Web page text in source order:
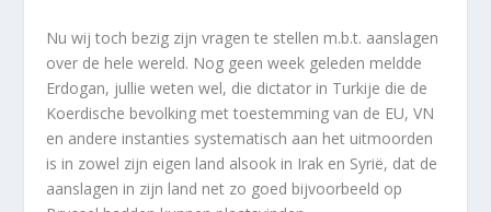
Nu wij toch bezig zijn vragen te stellen m.b.t. aanslagen
over de hele wereld. Nog geen week geleden meldde
Erdogan, jullie weten wel, die dictator in Turkije die de
Koerdische bevolking met toestemming van de EU, VN
en andere instanties systematisch aan het uitmoorden
is in zowel zijn eigen land alsook in Irak en Syrië, dat de
aanslagen in zijn land net zo goed bijvoorbeeld op